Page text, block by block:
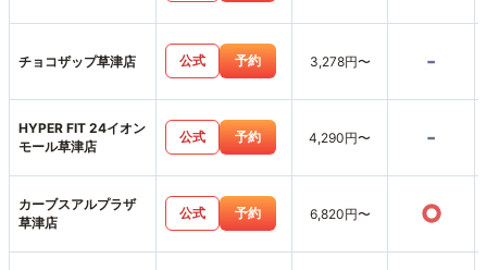
チョコザップ草津店 公式 予約 3,278円〜 -
HYPER FIT 24イオン
モール草津店
公式 予約 4,290円〜 -
カーブスアルプラザ
草津店
公式 予約 6,820円〜 ○